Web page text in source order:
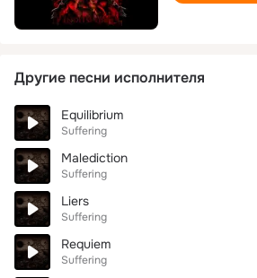
Другие песни исполнителя
Equilibrium
Suffering
Malediction
Suffering
Liers
Suffering
Requiem
Suffering